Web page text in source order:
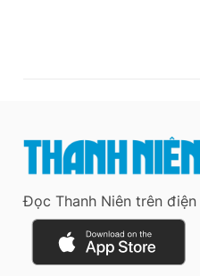
Đọc Thanh Niên trên điện